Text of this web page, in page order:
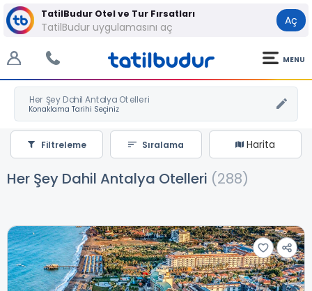
TatilBudur Otel ve Tur Fırsatları
TatilBudur uygulamasını aç Aç
MENU
Her Şey Dahil Antalya Otelleri
Harita
Sıralama
Filtreleme
Her Şey Dahil Antalya Otelleri (288)